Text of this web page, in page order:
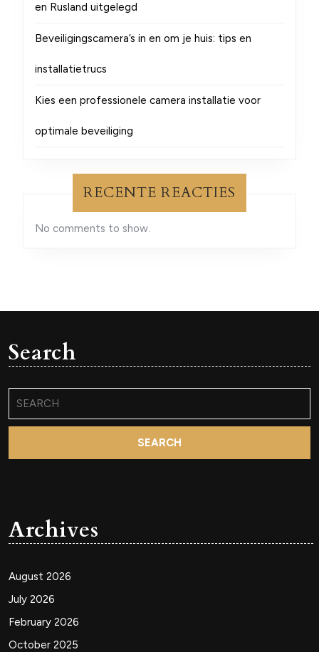
en Rusland uitgelegd
Beveiligingscamera’s in en om je huis: tips en
installatietrucs
Kies een professionele camera installatie voor
optimale beveiliging
RECENTE REACTIES
No comments to show.
Search
for:
Archives
August 2026
July 2026
February 2026
October 2025